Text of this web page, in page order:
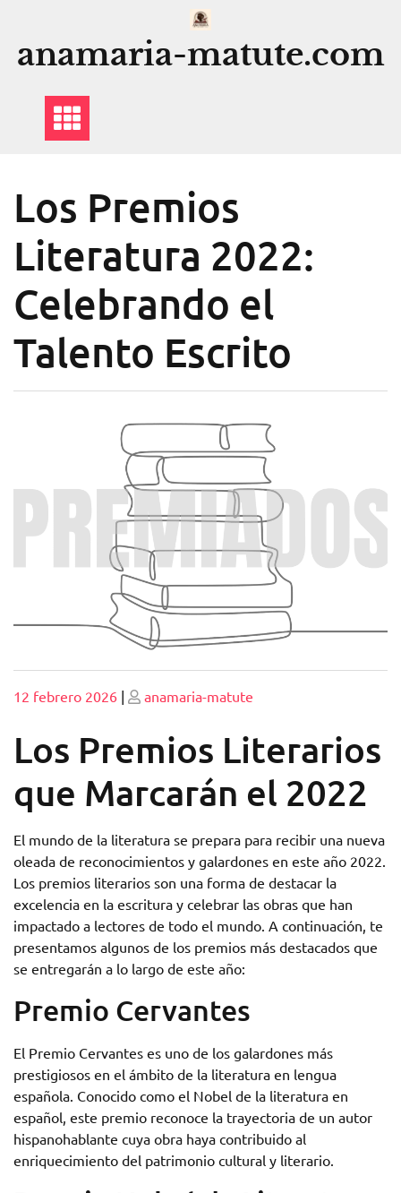
contenido
anamaria-matute.com
Los Premios
Literatura 2022:
Celebrando el
Talento Escrito
Publicado
12 febrero 2026 | Publicado
anamaria-matute
Los Premios Literarios
que Marcarán el 2022
El mundo de la literatura se prepara para recibir una nueva
oleada de reconocimientos y galardones en este año 2022.
Los premios literarios son una forma de destacar la
excelencia en la escritura y celebrar las obras que han
impactado a lectores de todo el mundo. A continuación, te
presentamos algunos de los premios más destacados que
se entregarán a lo largo de este año:
Premio Cervantes
El Premio Cervantes es uno de los galardones más
prestigiosos en el ámbito de la literatura en lengua
española. Conocido como el Nobel de la literatura en
español, este premio reconoce la trayectoria de un autor
hispanohablante cuya obra haya contribuido al
enriquecimiento del patrimonio cultural y literario.